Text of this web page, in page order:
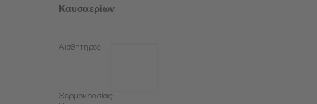
Καυσαερίων
Αισθητήρες
Θερμοκρασίας